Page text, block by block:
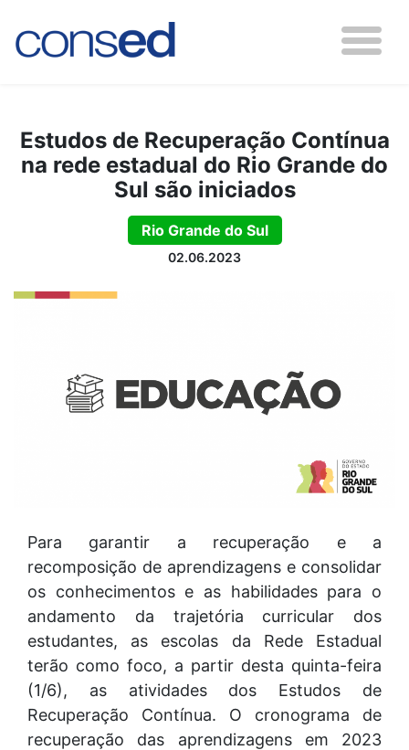
Estudos de Recuperação Contínua
na rede estadual do Rio Grande do
Sul são iniciados
Rio Grande do Sul
02.06.2023
Para garantir a recuperação e a
recomposição de aprendizagens e consolidar
os conhecimentos e as habilidades para o
andamento da trajetória curricular dos
estudantes, as escolas da Rede Estadual
terão como foco, a partir desta quinta-feira
(1/6), as atividades dos Estudos de
Recuperação Contínua. O cronograma de
recuperação das aprendizagens em 2023